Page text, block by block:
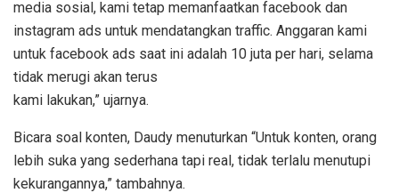
media sosial, kami tetap memanfaatkan facebook dan
instagram ads untuk mendatangkan traffic. Anggaran kami
untuk facebook ads saat ini adalah 10 juta per hari, selama
tidak merugi akan terus
kami lakukan,” ujarnya.
Bicara soal konten, Daudy menuturkan “Untuk konten, orang
lebih suka yang sederhana tapi real, tidak terlalu menutupi
kekurangannya,” tambahnya.